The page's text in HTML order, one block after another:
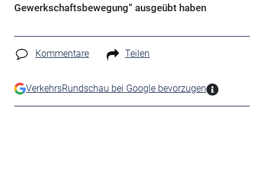
Gewerkschaftsbewegung“ ausgeübt haben
Kommentare Teilen
VerkehrsRundschau bei Google bevorzugen